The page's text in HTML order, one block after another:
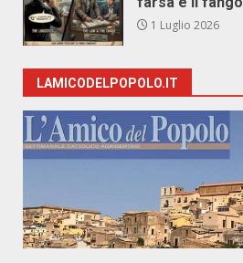
1 Luglio 2026
LAMICODELPOPOLO.IT